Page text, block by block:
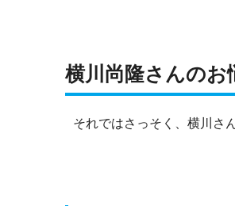
横川尚隆さんのお
それではさっそく、横川さ